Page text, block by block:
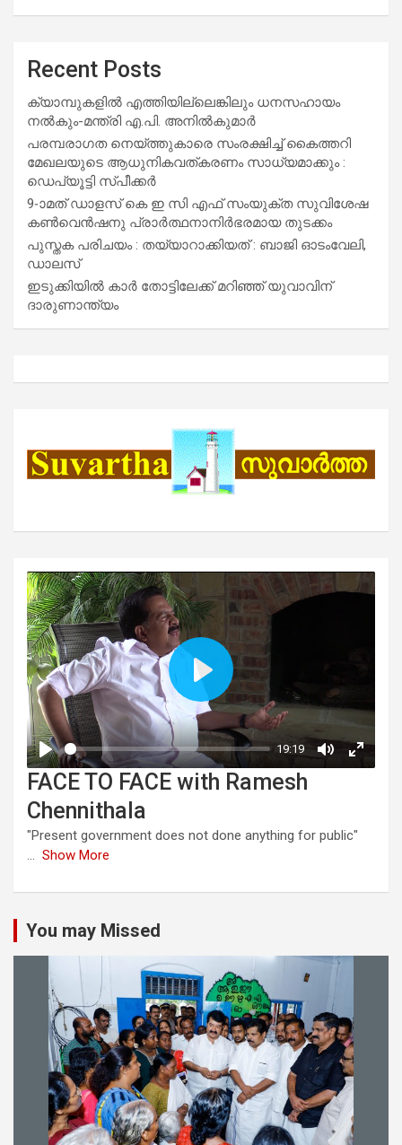
Recent Posts
ക്യാമ്പുകളിൽ എത്തിയില്ലെങ്കിലും ധനസഹായം
നൽകും-മന്ത്രി എ.പി. അനിൽകുമാർ
പരമ്പരാഗത നെയ്ത്തുകാരെ സംരക്ഷിച്ച് കൈത്തറി
മേഖലയുടെ ആധുനികവത്കരണം സാധ്യമാക്കും :
ഡെപ്യൂട്ടി സ്പീക്കർ
9-ാമത് ഡാളസ് കെ ഇ സി എഫ് സംയുക്ത സുവിശേഷ
കൺവെൻഷനു പ്രാർത്ഥനാനിർഭരമായ തുടക്കം
പുസ്തക പരിചയം : തയ്യാറാക്കിയത് : ബാജി ഓടംവേലി,
ഡാലസ്
ഇടുക്കിയിൽ കാർ തോട്ടിലേക്ക് മറിഞ്ഞ് യുവാവിന്
ദാരുണാന്ത്യം
FACE TO FACE with Ramesh
Chennithala
"Present government does not done anything for public"
... Show More
You may Missed